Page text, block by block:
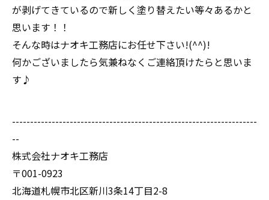
が剥げてきているので新しく塗り替えたい等々あるかと
思います！！
そんな時はナオキ工務店にお任せ下さい!(^^)!
何かございましたら気兼ねなくご連絡頂けたらと思いま
す♪
--------------------------------------------------------------------
--
株式会社ナオキ工務店
〒001-0923
北海道札幌市北区新川3条14丁目2-8